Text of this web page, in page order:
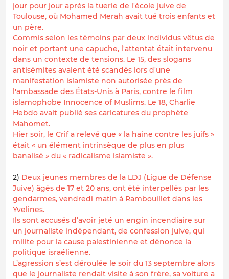
jour pour jour après la tuerie de l'école juive de
Toulouse, où Mohamed Merah avait tué trois enfants et
un père.
Commis selon les témoins par deux individus vêtus de
noir et portant une capuche, l'attentat était intervenu
dans un contexte de tensions. Le 15, des slogans
antisémites avaient été scandés lors d'une
manifestation islamiste non autorisée près de
l'ambassade des États-Unis à Paris, contre le film
islamophobe Innocence of Muslims. Le 18, Charlie
Hebdo avait publié ses caricatures du prophète
Mahomet.
Hier soir, le Crif a relevé que « la haine contre les juifs »
était « un élément intrinsèque de plus en plus
banalisé » du « radicalisme islamiste ».
2) Deux jeunes membres de la LDJ (Ligue de Défense
Juive) âgés de 17 et 20 ans, ont été interpellés par les
gendarmes, vendredi matin à Rambouillet dans les
Yvelines.
Ils sont accusés d’avoir jeté un engin incendiaire sur
un journaliste indépendant, de confession juive, qui
milite pour la cause palestinienne et dénonce la
politique israélienne.
L’agression s’est déroulée le soir du 13 septembre alors
que le journaliste rendait visite à son frère, sa voiture a